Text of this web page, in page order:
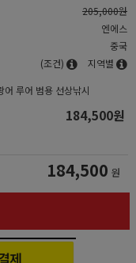
205,000원
엔에스
중국
(조건)
지역별
루어 범용 선상낚시
184,500원
184,500 원